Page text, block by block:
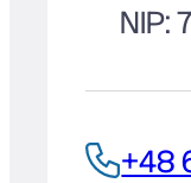
NIP:
+48